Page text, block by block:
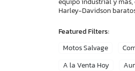
Harley-Davidson
Featured Filters:
Motos Salvage
A la Venta Hoy